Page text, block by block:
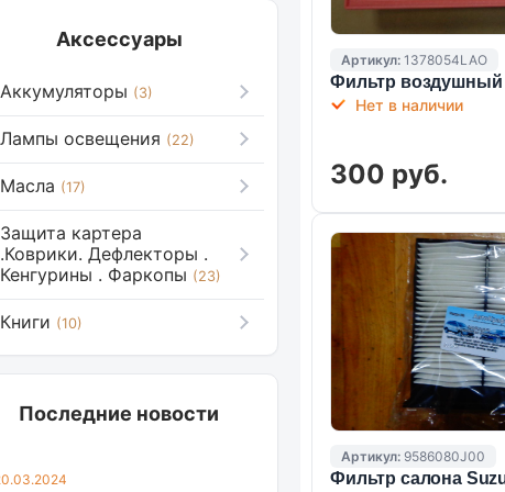
Артикул: 1378054LAO
Фильтр воздушный
Нет в наличии
300 руб.
Артикул: 9586080J00
Фильтр салона
Аксессуары
Аккумуляторы (3)
Лампы освещения (22)
Масла (17)
Защита картера
.Коврики. Дефлекторы .
Кенгурины . Фаркопы (23)
Книги (10)
Последние новости